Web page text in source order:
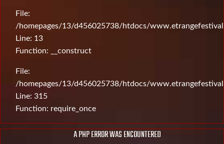
File:
/homepages/13/d456025738/htdocs/
Line: 13
Function: __construct
File:
/homepages/13/d456025738/htdocs/
Line: 315
Function: require_once
A PHP ERROR WAS ENCOUNTERED